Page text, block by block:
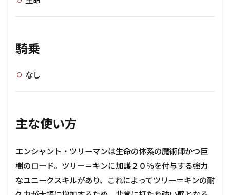
騎乗
なし
主な使い方
エンシャント・ツリーマンは生命の体系の魔術師かつ巨
樹のロード。ツリー＝キンに加護２０％を付与する強力
なユニークスキルがあり、これによってツリー＝キンの耐